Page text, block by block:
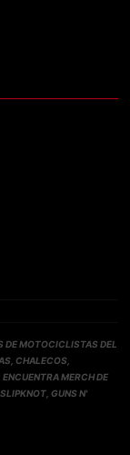
DE MOTOCICLISTAS DEL
CHALECOS,
MERCH DE
GUNS N'